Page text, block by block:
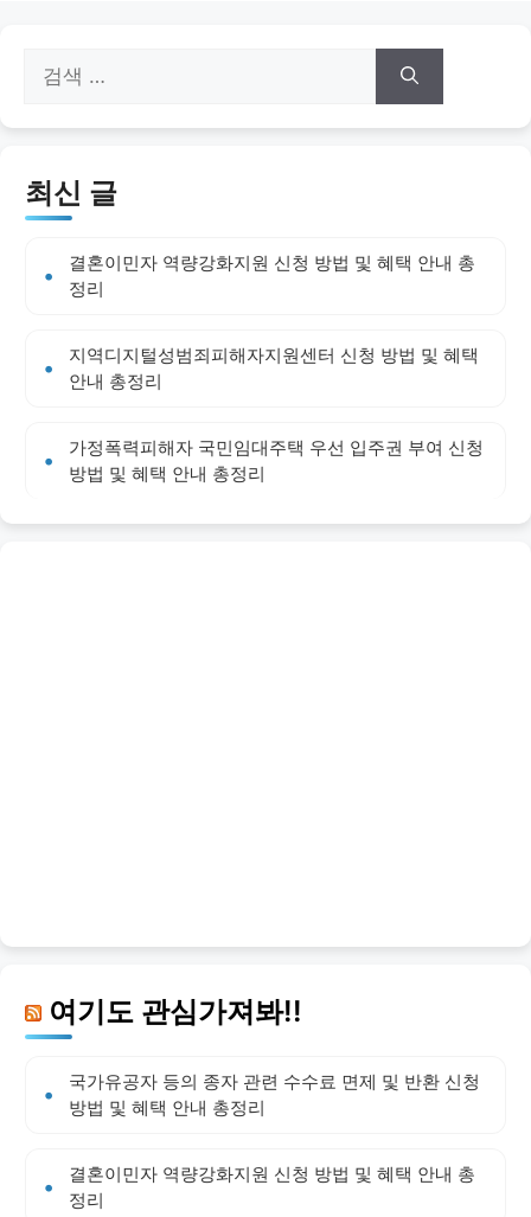
색:
최신 글
결혼이민자 역량강화지원 신청 방법 및 혜택 안내 총
정리
지역디지털성범죄피해자지원센터 신청 방법 및 혜택
안내 총정리
가정폭력피해자 국민임대주택 우선 입주권 부여 신청
방법 및 혜택 안내 총정리
여기도 관심가져봐!!
국가유공자 등의 종자 관련 수수료 면제 및 반환 신청
방법 및 혜택 안내 총정리
결혼이민자 역량강화지원 신청 방법 및 혜택 안내 총
정리